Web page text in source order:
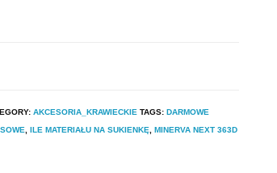
AKCESORIA_KRAWIECKIE TAGS: DARMOWE
, ILE MATERIAŁU NA SUKIENKĘ, MINERVA NEXT 363D